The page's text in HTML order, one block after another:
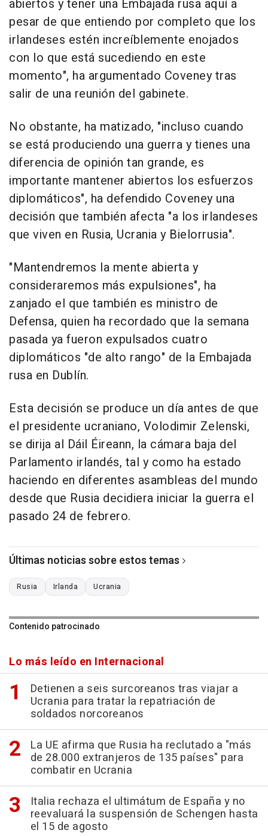
abiertos y tener una Embajada rusa aquí a
pesar de que entiendo por completo que los
irlandeses estén increíblemente enojados
con lo que está sucediendo en este
momento", ha argumentado Coveney tras
salir de una reunión del gabinete.
No obstante, ha matizado, "incluso cuando
se está produciendo una guerra y tienes una
diferencia de opinión tan grande, es
importante mantener abiertos los esfuerzos
diplomáticos", ha defendido Coveney una
decisión que también afecta "a los irlandeses
que viven en Rusia, Ucrania y Bielorrusia".
"Mantendremos la mente abierta y
consideraremos más expulsiones", ha
zanjado el que también es ministro de
Defensa, quien ha recordado que la semana
pasada ya fueron expulsados cuatro
diplomáticos "de alto rango" de la Embajada
rusa en Dublín.
Esta decisión se produce un día antes de que
el presidente ucraniano, Volodimir Zelenski,
se dirija al Dáil Éireann, la cámara baja del
Parlamento irlandés, tal y como ha estado
haciendo en diferentes asambleas del mundo
desde que Rusia decidiera iniciar la guerra el
pasado 24 de febrero.
Últimas noticias sobre estos temas
Rusia Irlanda Ucrania
Contenido patrocinado
Lo más leído en Internacional
Detienen a seis surcoreanos tras viajar a
Ucrania para tratar la repatriación de
soldados norcoreanos
La UE afirma que Rusia ha reclutado a "más
de 28.000 extranjeros de 135 países" para
combatir en Ucrania
Italia rechaza el ultimátum de España y no
reevaluará la suspensión de Schengen hasta
el 15 de agosto